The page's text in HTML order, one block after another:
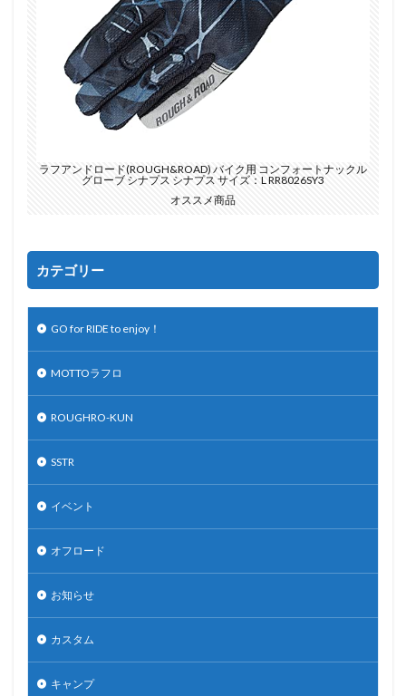
ラフアンドロード(ROUGH&ROAD) バイク用 コンフォートナックル
グローブ シナプス シナプス サイズ：L RR8026SY3
オススメ商品
カテゴリー
GO for RIDE to enjoy！
MOTTOラフロ
ROUGHRO-KUN
SSTR
イベント
オフロード
お知らせ
カスタム
キャンプ